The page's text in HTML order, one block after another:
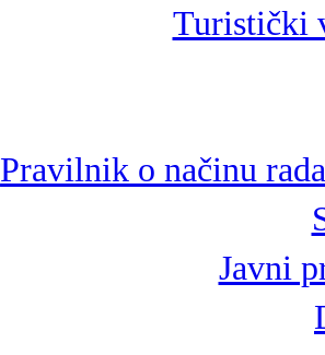
Turistički
Pravilnik o načinu
Javni